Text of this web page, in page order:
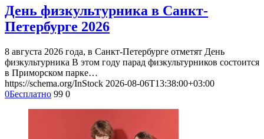
День физкультурника в Санкт-
Петербурге 2026
8 августа 2026 года, в Санкт-Петербурге отметят День
физкультурника В этом году парад физкультурников состоится
в Приморском парке…
https://schema.org/InStock 2026-08-06T13:38:00+03:00
0Бесплатно 99 0